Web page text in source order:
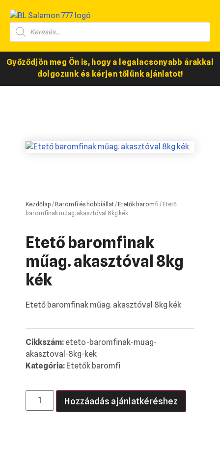
Győződjön meg Ön is, hogy a legalacsonyabb árakkal
dolgozunk és kérjen tőlünk ajánlatot!
Kezdőlap /Baromfi és hobbiállat/Etetők baromfi / Etető
baromfinak műag. akasztóval 8kg kék
Etető baromfinak
műag. akasztóval 8kg
kék
Etető baromfinak műag. akasztóval 8kg kék
Cikkszám: eteto-baromfinak-muag-
akasztoval-8kg-kek
Kategória: Etetők baromfi
Hozzáadás ajánlatkéréshez